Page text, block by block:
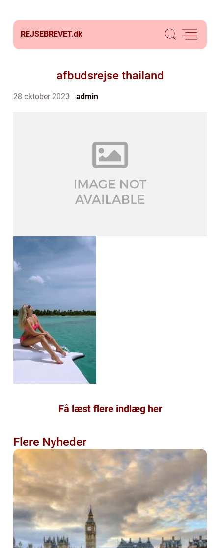
REJSEBREVET.dk
afbudsrejse thailand
28 oktober 2023 admin
Få læst flere indlæg her
Flere Nyheder